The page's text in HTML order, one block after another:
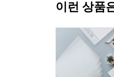
이런 상품